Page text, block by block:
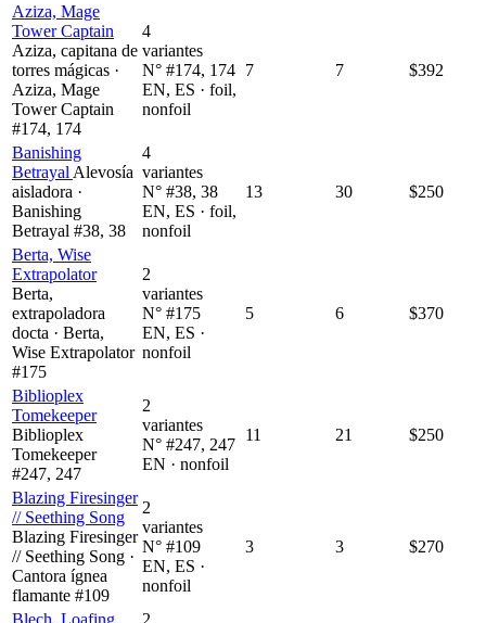
Aziza, Mage
Tower Captain
Aziza, capitana de
torres mágicas ·
Aziza, Mage
Tower Captain
#174, 174
4
variantes
N° #174, 174
EN, ES · foil,
nonfoil
7 7 $392
Banishing
Betrayal Alevosía
aisladora ·
Banishing
Betrayal #38, 38
4
variantes
N° #38, 38
EN, ES · foil,
nonfoil
13 30 $250
Berta, Wise
Extrapolator
Berta,
extrapoladora
docta · Berta,
Wise Extrapolator
#175
2
variantes
N° #175
EN, ES ·
nonfoil
5 6 $370
Biblioplex
Tomekeeper
Biblioplex
Tomekeeper
#247, 247
2
variantes
N° #247, 247
EN · nonfoil
11 21 $250
Blazing Firesinger
// Seething Song
Blazing Firesinger
// Seething Song ·
Cantora ígnea
flamante #109
2
variantes
N° #109
EN, ES ·
nonfoil
3 3 $270
Blech, Loafing
2